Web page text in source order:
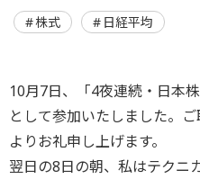
株式 日経平均
10月7日、「4夜連続・日本
として参加いたしました。
よりお礼申し上げます。
翌日の8日の朝、私はテクニ